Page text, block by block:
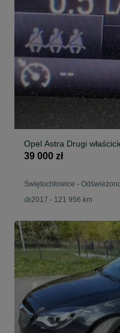
Opel Astra Drugi
39 000 zł
Świętochłowice -
2017 - 121 956 km